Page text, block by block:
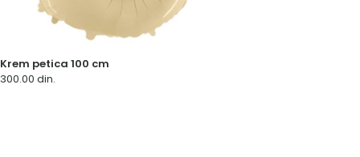
Krem petica 100 cm
300.00 din.